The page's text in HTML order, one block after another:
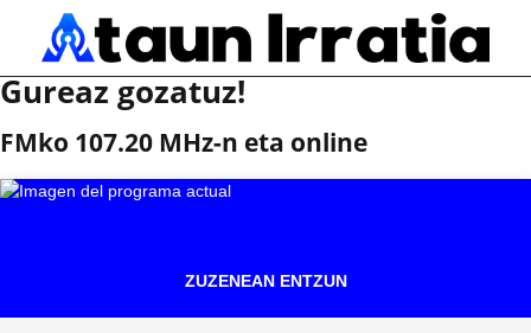
Gureaz gozatuz!
FMko 107.20 MHz-n eta online
ZUZENEAN ENTZUN